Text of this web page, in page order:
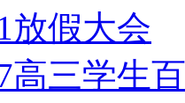
放假大会
高三学生